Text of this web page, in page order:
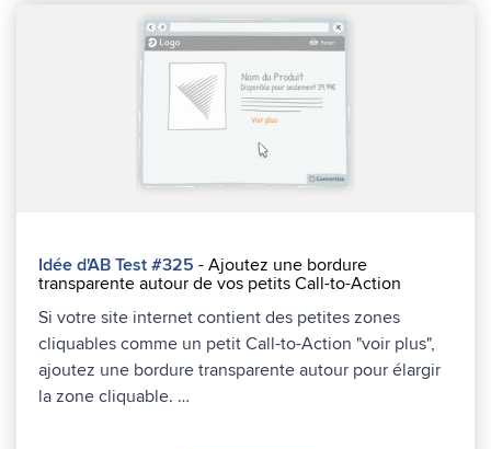
Idée d'AB Test #325 - Ajoutez une bordure
transparente autour de vos petits Call-to-Action
Si votre site internet contient des petites zones
cliquables comme un petit Call-to-Action "voir plus",
ajoutez une bordure transparente autour pour élargir
la zone cliquable. …